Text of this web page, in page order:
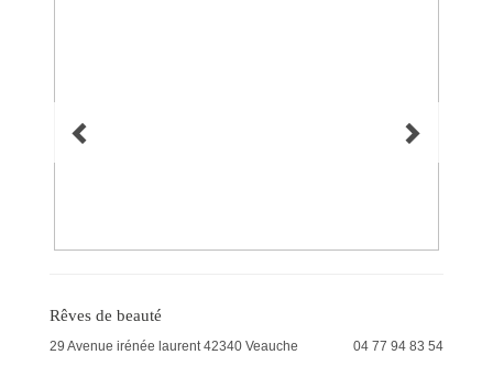
Rêves de beauté
29 Avenue irénée laurent 42340 Veauche 04 77 94 83 54